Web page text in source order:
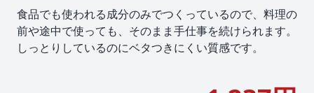
食品でも使われる成分のみでつくっているので、料理の
前や途中で使っても、そのまま手仕事を続けられます。
しっとりしているのにベタつきにくい質感です。